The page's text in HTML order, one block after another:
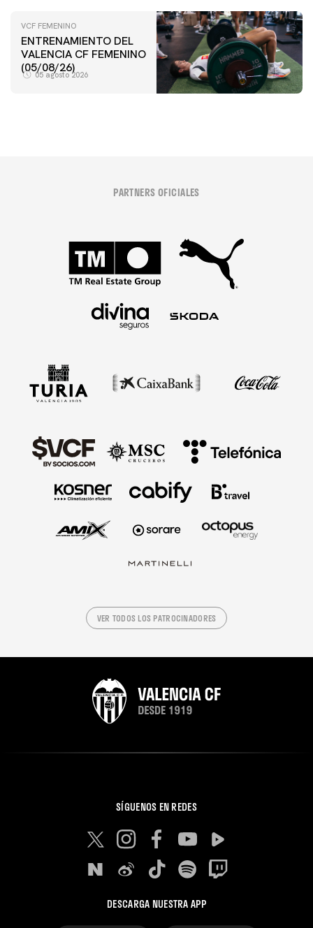
VCF FEMENINO
ENTRENAMIENTO DEL
VALENCIA CF FEMENINO
(05/08/26)
05 agosto 2026
PARTNERS OFICIALES
VER TODOS LOS PATROCINADORES
SÍGUENOS EN REDES
DESCARGA NUESTRA APP